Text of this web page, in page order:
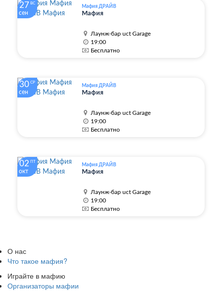
27 ВС
сен
Мафия ДРАЙВ
Мафия
Лаунж-бар uct Garage
19:00
Бесплатно
30 СР
сен
Мафия ДРАЙВ
Мафия
Лаунж-бар uct Garage
19:00
Бесплатно
02 ПТ
окт
Мафия ДРАЙВ
Мафия
Лаунж-бар uct Garage
19:00
Бесплатно
О нас
Что такое мафия?
Играйте в мафию
Организаторы мафии